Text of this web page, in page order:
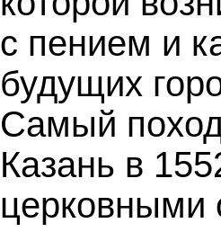
с пением и
будущих
Самый
Казань в
церковными